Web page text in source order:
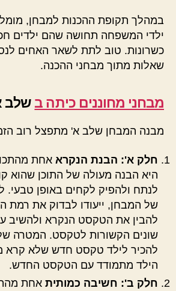
במהלך תקופת ההכנות למבחן,
ילדי המשפחה תחושה שהם ילדים
כשרונות. טוב לתת לשאר האחים
שאלות מתוך מבחני ההכנה.
מבחני מחוננים כיתה ב שלב
מבנה המבחן שלב א' מתפצל רוב
חלק א': הבנת הנקרא אחת
היא הבנה מעולה של התוכן שהוא
לנתח ולהפיק לקחים באופן טבעי.
של המבחן, ייעודו לבדוק את רמת
להבין את הטקסט הנקרא ולהשיב
שונים הקשורות לטקסט. המטרה
להכיר לילד טקסט חדש שלא קרא
הילד מתמודד עם הטקסט החדש.
חלק ב': חשיבה כמותית אחת